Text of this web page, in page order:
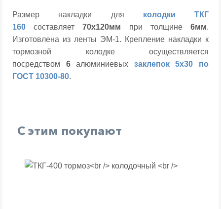
Размер накладки для колодки
ТКГ
160 составляет70х120мм при толщине6мм.
Изготовлена из ленты ЭМ-1. Крепление накладки к
тормозной колодке осуществляется
посредством 6алюминиевых заклепок 5х30 по
ГОСТ 10300-80.
С этим покупают